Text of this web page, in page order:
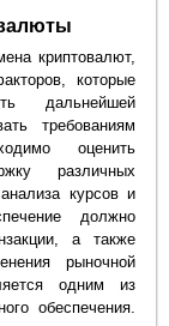
криптовалют,
которые
дальнейшей
требованиям
оценить
различных
курсов и
должно
а также
рыночной
одним из
обеспечения.